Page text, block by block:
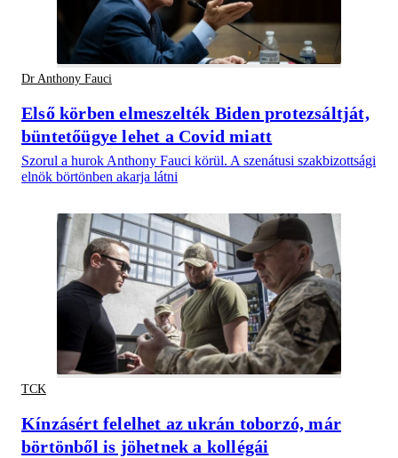
Dr Anthony Fauci
Első körben elmeszelték Biden protezsáltját,
büntetőügye lehet a Covid miatt
Szorul a hurok Anthony Fauci körül. A szenátusi szakbizottsági
elnök börtönben akarja látni
TCK
Kínzásért felelhet az ukrán toborzó, már
börtönből is jöhetnek a kollégái